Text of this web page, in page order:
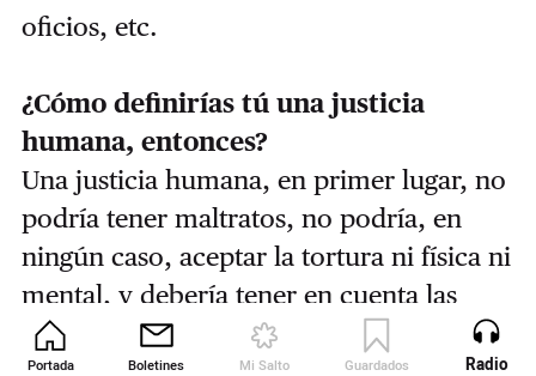
Portada Boletines Mi Salto Guardados Revista
oficios, etc.
¿Cómo definirías tú una justicia
humana, entonces?
Una justicia humana, en primer lugar, no
podría tener maltratos, no podría, en
ningún caso, aceptar la tortura ni física ni
mental, y debería tener en cuenta las
consecuencias a largo plazo del encierro
Radio